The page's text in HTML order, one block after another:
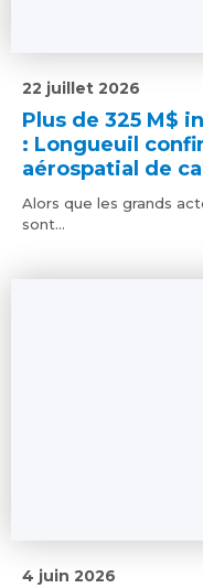
Plus de 325 M$
: Longueuil
aérospatial de
22 juillet 2026
Alors que les grands
sont...
4 juin 2026